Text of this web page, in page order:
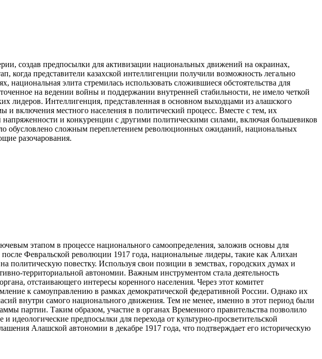
создав предпосылки для активизации национальных движений на окраинах,
представители казахской интеллигенции получили возможность легально
национальная элита стремилась использовать сложившиеся обстоятельства для
на ведении войны и поддержании внутренней стабильности, не имело четкой
лидеров. Интеллигенция, представленная в основном выходцами из алашского
включения местного населения в политический процесс. Вместе с тем, их
напряженности и конкуренции с другими политическими силами, включая большевиков
обусловлено сложным переплетением революционных ожиданий, национальных
разочарования.
этапом в процессе национального самоопределения, заложив основы для
Февральской революции 1917 года, национальные лидеры, такие как Алихан
повестку. Используя свои позиции в земствах, городских думах и
территориальной автономии. Важным инструментом стала деятельность
отстаивающего интересы коренного населения. Через этот комитет
к самоуправлению в рамках демократической федеративной России. Однако их
внутри самого национального движения. Тем не менее, именно в этот период были
партии. Таким образом, участие в органах Временного правительства позволило
идеологические предпосылки для перехода от культурно-просветительской
Алашской автономии в декабре 1917 года, что подтверждает его историческую